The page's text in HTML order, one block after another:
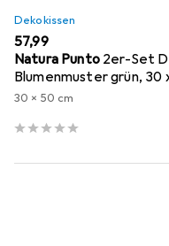
Dekokissen
EUR
57,99
Natura Punto 2er-Set
Blumenmuster grün, 30
30 x 50 cm